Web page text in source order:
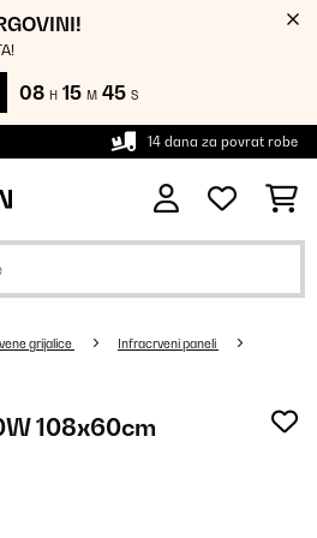
08 H 15 M 45 S
14 dana za povrat robe
grijalice Infracrveni paneli
108x60cm